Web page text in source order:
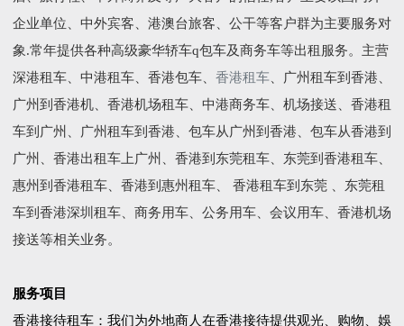
企业单位、中外宾客、港澳台旅客、公干等客户群为主要服务对
象.常年提供各种高级豪华轿车q包车及商务车等出租服务。主营
深港租车、中港租车、香港包车、 香港租车、广州租车到香港、
广州到香港机、香港机场租车、中港商务车、机场接送、香港租
车到广州、广州租车到香港、包车从广州到香港、包车从香港到
广州、香港出租车上广州、香港到东莞租车、东莞到香港租车、
惠州到香港租车、香港到惠州租车、 香港租车到东莞 、东莞租
车到香港深圳租车、商务用车、公务用车、会议用车、香港机场
接送等相关业务。
服务项目
香港接待租车：我们为外地商人在香港接待提供观光、购物、娛